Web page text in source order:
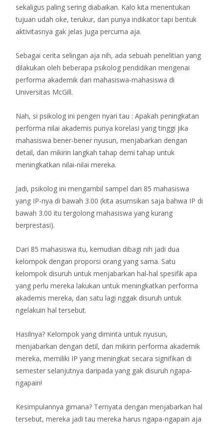
sekaligus paling sering diabaikan. Kalo kita menentukan
tujuan udah oke, terukur, dan punya indikator tapi bentuk
aktivitasnya gak jelas juga percuma aja.
Sebagai cerita selingan aja nih, ada sebuah penelitian yang
dilakukan oleh beberapa psikolog pendidikan mengenai
performa akademik dari mahasiswa-mahasiswa di
Universitas McGill.
Nah, si psikolog ini pengen nyari tau : Apakah peningkatan
performa nilai akademis punya korelasi yang tinggi jika
mahasiswa bener-bener nyusun, menjabarkan dengan
detail, dan mikirin langkah tahap demi tahap untuk
meningkatkan nilai-nilai mereka.
Jadi, psikolog ini mengambil sampel dari 85 mahasiswa
yang IP-nya di bawah 3.00 (kita asumsikan saja bahwa IP di
bawah 3.00 itu tergolong mahasiswa yang kurang
berprestasi).
Dari 85 mahasiswa itu, kemudian dibagi nih jadi dua
kelompok dengan proporsi orang yang sama. Satu
kelompok disuruh untuk menjabarkan hal-hal spesifik apa
yang perlu mereka lakukan untuk meningkatkan performa
akademis mereka, dan satu lagi nggak disuruh untuk
ngelakuin hal tersebut.
Hasilnya? Kelompok yang diminta untuk nyusun,
menjabarkan dengan detil, dan mikirin performa akademik
mereka, memiliki IP yang meningkat secara signifikan di
semester selanjutnya daripada yang gak disuruh ngapa-
ngapain!
Kesimpulannya gimana? Ternyata dengan menjabarkan hal
tersebut, mereka jadi tau mereka harus ngapa-ngapain aja